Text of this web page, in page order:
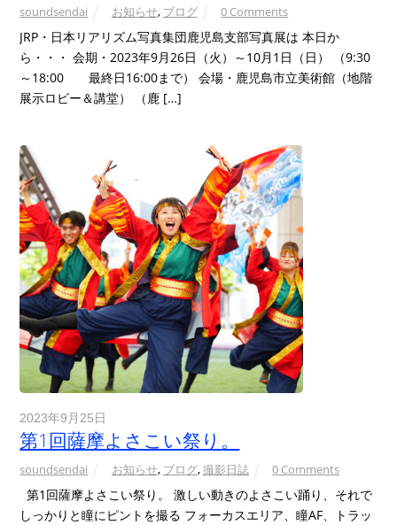
soundsendai お知らせ, ブログ 0 Comments
JRP・日本リアリズム写真集団鹿児島支部写真展は 本日か
ら・・・ 会期・2023年9月26日（火）～10月1日（日） （9:30
～18:00 最終日16:00まで） 会場・鹿児島市立美術館（地階
展示ロビー＆講堂） （鹿 […]
2023年9月25日
第1回薩摩よさこい祭り。
soundsendai お知らせ, ブログ,撮影日誌 0 Comments
第1回薩摩よさこい祭り。 激しい動きのよさこい踊り、それで
しっかりと瞳にピントを撮る フォーカスエリア、瞳AF、トラッ